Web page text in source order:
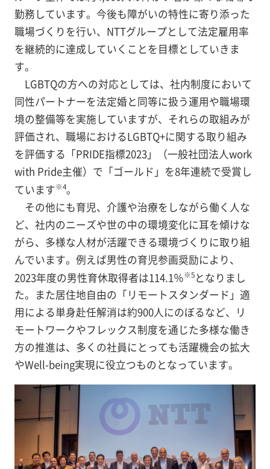
勤務しています。今後も障がいの特性に寄り添った
職場づくりを行い、NTTグループとして法定雇用率
を継続的に達成していくことを目標としていきま
す。
LGBTQの方への対応としては、社内制度において
同性パートナーを法定婚と同等に扱う運用や職場環
境の整備等を実施していますが、それらの取組みが
評価され、職場におけるLGBTQ+に関する取り組み
を評価する「PRIDE指標2023」（一般社団法人work
with Pride主催）で「ゴールド」を8年連続で受賞し
ています※4。
その他にも育児、介護や治療をしながら働く人な
ど、社内のニーズや世の中の環境変化に耳を傾けな
がら、多様な人材が活躍できる環境づくりに取り組
んでいます。例えば男性の育児参画奨励により、
2023年度の男性育休取得者は114.1％※5となりまし
た。また居住地自由の「リモートスタンダード」適
用による単身赴任解消は約900人にのぼるなど、リ
モートワークやフレックス制度を通じた多様な働き
方の推進は、多くの社員にとっても活躍機会の拡大
やWell-being実現に役立つものとなっています。